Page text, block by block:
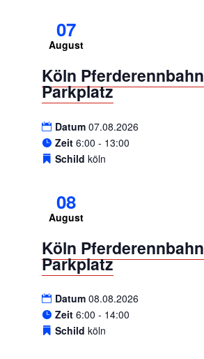
07
August
Köln Pferderennbahn
Parkplatz
Datum 07.08.2026
Zeit 6:00 - 13:00
Schild köln
08
August
Köln Pferderennbahn
Parkplatz
Datum 08.08.2026
Zeit 6:00 - 14:00
Schild köln